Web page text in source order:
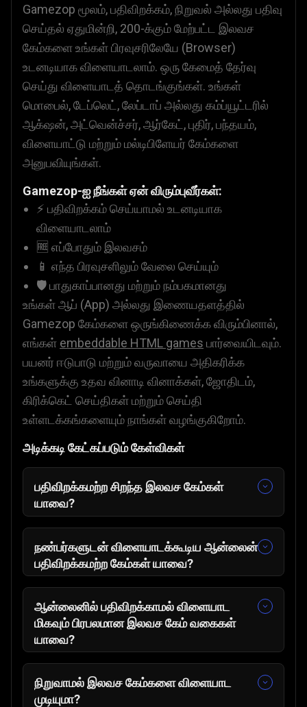
Gamezop மூலம், பதிவிறக்கம், நிறுவல் அல்லது பதிவு
செய்தல் ஏதுமின்றி, 200-க்கும் மேற்பட்ட இலவச
கேம்களை உங்கள் பிரவுசரிலேயே (Browser)
உடனடியாக விளையாடலாம். ஒரு கேமைத் தேர்வு
செய்து விளையாடத் தொடங்குங்கள். உங்கள்
மொபைல், டேப்லெட், லேப்டாப் அல்லது கம்ப்யூட்டரில்
ஆக்‌ஷன், அட்வென்ச்சர், ஆர்கேட், புதிர், பந்தயம்,
விளையாட்டு மற்றும் மல்டிபிளேயர் கேம்களை
அனுபவியுங்கள்.
Gamezop-ஐ நீங்கள் ஏன் விரும்புவீர்கள்:
⚡ பதிவிறக்கம் செய்யாமல் உடனடியாக
விளையாடலாம்
🆓 எப்போதும் இலவசம்
📱 எந்த பிரவுசளிலும் வேலை செய்யும்
🛡️ பாதுகாப்பானது மற்றும் நம்பகமானது
உங்கள் ஆப் (App) அல்லது இணையதளத்தில்
Gamezop கேம்களை ஒருங்கிணைக்க விரும்பினால்,
எங்கள் embeddable HTML games பார்வையிடவும்.
பயனர் ஈடுபாடு மற்றும் வருவாயை அதிகரிக்க
உங்களுக்கு உதவ வினாடி வினாக்கள், ஜோதிடம்,
கிரிக்கெட் செய்திகள் மற்றும் செய்தி
உள்ளடக்கங்களையும் நாங்கள் வழங்குகிறோம்.
அடிக்கடி கேட்கப்படும் கேள்விகள்
பதிவிறக்கமற்ற சிறந்த இலவச கேம்கள்
யாவை?
🎈குமிழிகளை சேர்த்து அழி
🀄 Mahjong At Home Scandinavian
Edition
🧩ஒன்றிணைப்பு மோகம்
👨‍🍳
சமையல்காரர் முதலாளி
🤖சைபர்யூஷன்
🎱பில்லியர்ட்ஸ் மாஃபியா
🕷️ஸ்பைடர் சொலிடர்
கூடைபந்து வீரன்
🃏அல்ஜீரியன் வைரம்
நண்பர்களுடன் விளையாடக்கூடிய ஆன்லைன்
பதிவிறக்கமற்ற கேம்கள் யாவை?
🎲நண்பர்களுடன் லுடோ
🟩
ஜூனோ
❌டிக் டாக்
🏁லூடோ டாஷ்
ஆன்லைனில் பதிவிறக்காமல் விளையாட
மிகவும் பிரபலமான இலவச கேம் வகைகள்
யாவை?
🎉வேடிக்கையான கேம்கள்
போர்டு கேம்கள்
🗺️சாகச கேம்கள்
நிறுவாமல் இலவச கேம்களை விளையாட
முடியுமா?